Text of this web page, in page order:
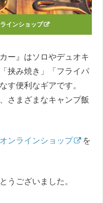
インショップ
ー』はソロやデュオキ
挟み焼き」「フライパ
す便利なギアです。
さまざまなキャンプ飯
ンラインショップ
を
うございました。